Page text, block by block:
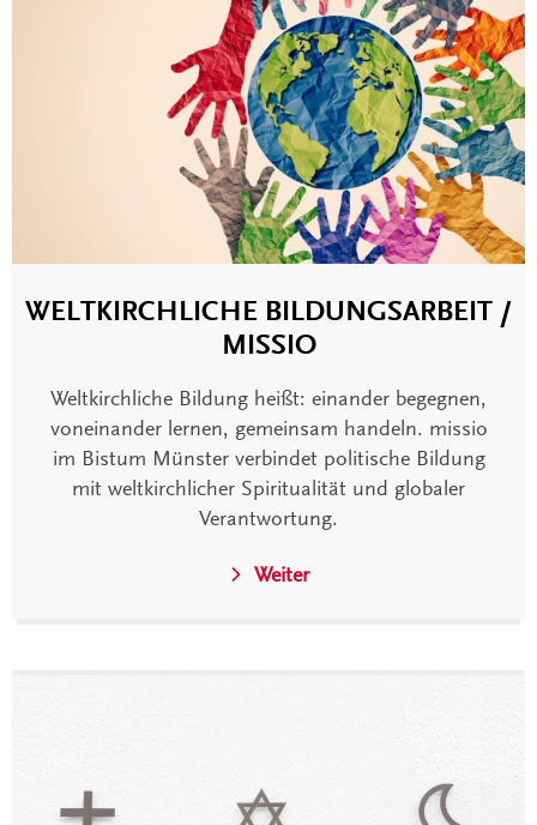
WELTKIRCHLICHE BILDUNGSARBEIT /
MISSIO
Weltkirchliche Bildung heißt: einander begegnen,
voneinander lernen, gemeinsam handeln. missio
im Bistum Münster verbindet politische Bildung
mit weltkirchlicher Spiritualität und globaler
Verantwortung.
Weiter